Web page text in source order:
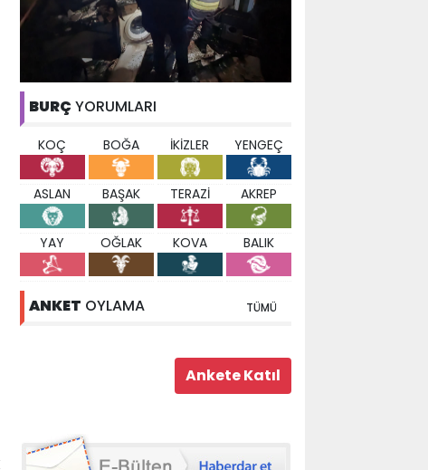
BURÇ YORUMLARI
KOÇ BOĞA İKİZLER YENGEÇ
ASLAN BAŞAK TERAZİ AKREP
YAY OĞLAK KOVA BALIK
ANKET OYLAMA TÜMÜ